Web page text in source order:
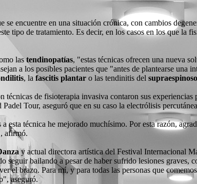
se encuentre en una situación crónica, con cambios
tipo de tratamiento. Es decir, en los casos en los que la
lastendinopatías, "estas técnicas ofrecen una nueva
a los posibles pacientes que "antes de plantearse una
, la fascitis plantar o las tendinitis del supraespinoso
técnicas de fisioterapia invasiva contaron sus experiencias
Tour, aseguró que en su caso la electrólisis
esta técnica he mejorado muchísimo. Por esta razón,
afirmó.
y actual directora artística del Festival Internacional
seguir bailando a pesar de haber sufrido lesiones graves,
el brazo. Para mí, y para todas las personas que
aseguró.